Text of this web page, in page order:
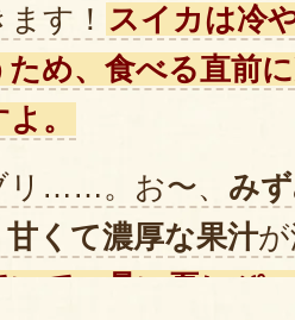
す！ スイカは冷
め、食べる直前
。
リ……。お〜、 み
甘くて濃厚な果汁
て、暑い夏にぴ